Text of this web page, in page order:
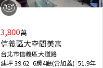
3,800萬
信義區大空間美寓
台北市信義區大道路
建坪39.62 6房4廳(含加蓋) 51.9年